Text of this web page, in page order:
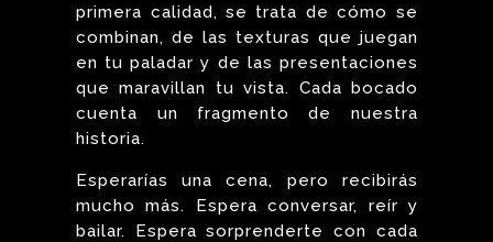
primera calidad, se trata de cómo se
combinan, de las texturas que juegan
en tu paladar y de las presentaciones
que maravillan tu vista. Cada bocado
cuenta un fragmento de nuestra
historia.
Esperarías una cena, pero recibirás
mucho más. Espera conversar, reír y
bailar. Espera sorprenderte con cada